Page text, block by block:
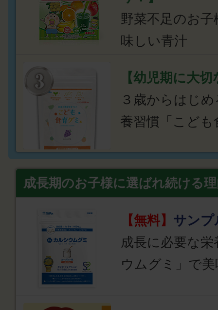
野菜不足のお
味しい青汁
【幼児期に大
３歳からはじ
養習慣「こども
成長期のお子様に選ばれ続ける
【無料】 サンプ
成長に必要な
ウムグミ」で